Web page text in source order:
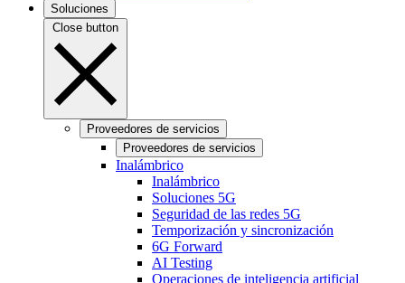
Soluciones
Close button
Proveedores de servicios
Proveedores de servicios
Inalámbrico
Inalámbrico
Soluciones 5G
Seguridad de las redes 5G
Temporización y sincronización
6G Forward
AI Testing
Operaciones de inteligencia artificial